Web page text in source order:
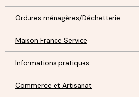
Ordures ménagères/Déchetterie
Maison France Service
Informations pratiques
Commerce et Artisanat